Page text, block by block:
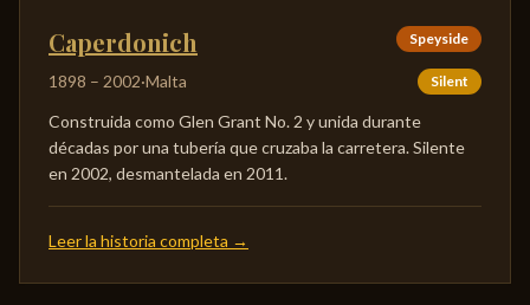
Caperdonich Speyside
1898 – 2002·Malta Silent
Construida como Glen Grant No. 2 y unida durante
décadas por una tubería que cruzaba la carretera. Silente
en 2002, desmantelada en 2011.
Leer la historia completa →